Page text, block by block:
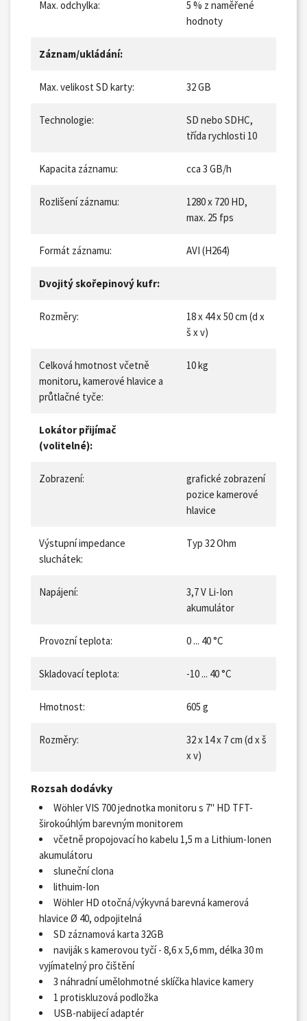
Max. odchylka:
5 % z naměřené
hodnoty
Záznam/ukládání:
Max. velikost SD karty: 32 GB
Technologie:
SD nebo SDHC,
třída rychlosti 10
Kapacita záznamu: cca 3 GB/h
Rozlišení záznamu:
1280 x 720 HD,
max. 25 fps
Formát záznamu: AVI (H264)
Dvojitý skořepinový kufr:
Rozměry:
18 x 44 x 50 cm (d x
š x v)
Celková hmotnost včetně
monitoru, kamerové hlavice a
průtlačné tyče:
10 kg
Lokátor přijímač
(volitelné):
Zobrazení:
grafické zobrazení
pozice kamerové
hlavice
Výstupní impedance
sluchátek:
Typ 32 Ohm
Napájení:
3,7 V Li-Ion
akumulátor
Provozní teplota: 0 ... 40 °C
Skladovací teplota: -10 ... 40 °C
Hmotnost: 605 g
Rozměry:
32 x 14 x 7 cm (d x š
x v)
Rozsah dodávky
Wöhler VIS 700 jednotka monitoru s 7" HD TFT-
širokoúhlým barevným monitorem
včetně propojovací ho kabelu 1,5 m a Lithium-Ionen
akumulátoru
sluneční clona
lithuim-Ion
Wöhler HD otočná/výkyvná barevná kamerová
hlavice Ø 40, odpojitelná
SD záznamová karta 32GB
naviják s kamerovou tyčí - 8,6 x 5,6 mm, délka 30 m
vyjímatelný pro čištění
3 náhradní umělohmotné sklíčka hlavice kamery
1 protiskluzová podložka
USB-nabijecí adaptér